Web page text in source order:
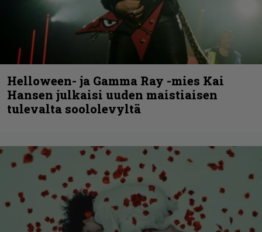
Helloween- ja Gamma Ray -mies Kai
Hansen julkaisi uuden maistiaisen
tulevalta soololevyltä